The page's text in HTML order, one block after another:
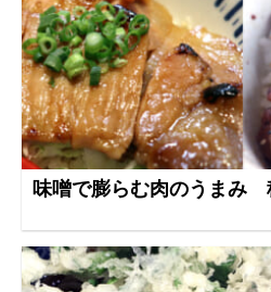
味噌で膨らむ肉のうまみ